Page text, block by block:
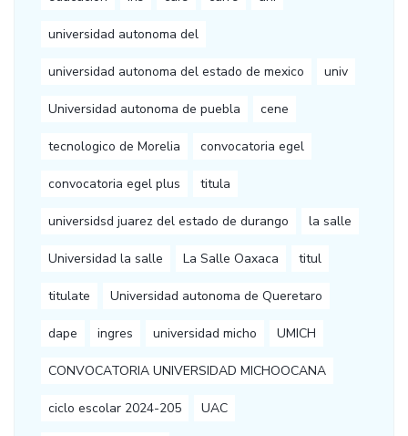
universidad autonoma del
universidad autonoma del estado de mexico univ
Universidad autonoma de puebla cene
tecnologico de Morelia convocatoria egel
convocatoria egel plus titula
universidsd juarez del estado de durango la salle
Universidad la salle La Salle Oaxaca titul
titulate Universidad autonoma de Queretaro
dape ingres universidad micho UMICH
CONVOCATORIA UNIVERSIDAD MICHOOCANA
ciclo escolar 2024-205 UAC